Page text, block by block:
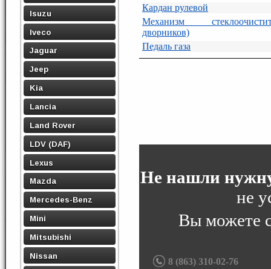
Isuzu
Iveco
Jaguar
Jeep
Kia
Lancia
Land Rover
LDV (DAF)
Lexus
Mazda
Mercedes-Benz
Mini
Mitsubishi
Nissan
Кардан рулевой
Механизм
дворников)
Педаль газа
Не нашли
не
Вы можете
8 (863) 310-02-76